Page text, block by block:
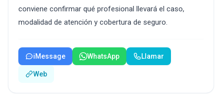
conviene confirmar qué profesional llevará el caso,
modalidad de atención y cobertura de seguro.
iMessage WhatsApp Llamar
Web